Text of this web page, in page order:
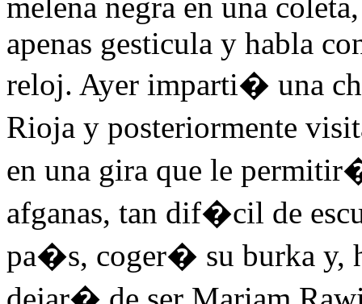
apenas gesticula y habla
reloj. Ayer imparti� una
Rioja y posteriormente
en una gira que le
afganas, tan dif�cil de
pa�s, coger� su burka y,